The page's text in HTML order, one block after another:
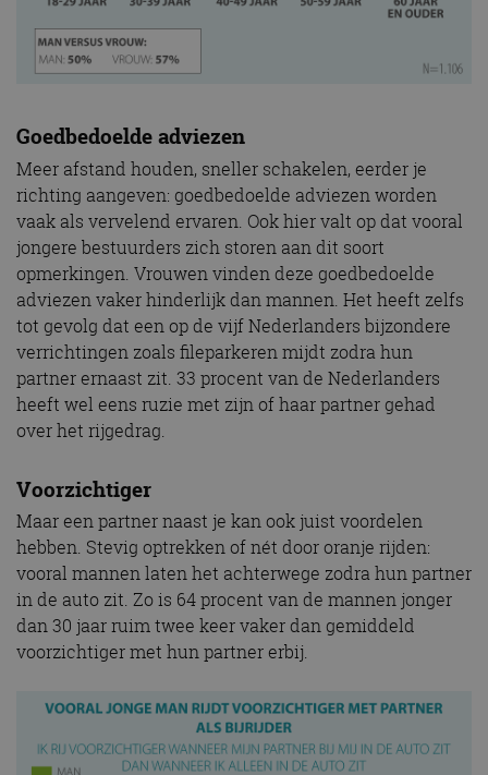
Goedbedoelde adviezen
Meer afstand houden, sneller schakelen, eerder je
richting aangeven: goedbedoelde adviezen worden
vaak als vervelend ervaren. Ook hier valt op dat vooral
jongere bestuurders zich storen aan dit soort
opmerkingen. Vrouwen vinden deze goedbedoelde
adviezen vaker hinderlijk dan mannen. Het heeft zelfs
tot gevolg dat een op de vijf Nederlanders bijzondere
verrichtingen zoals fileparkeren mijdt zodra hun
partner ernaast zit. 33 procent van de Nederlanders
heeft wel eens ruzie met zijn of haar partner gehad
over het rijgedrag.
Voorzichtiger
Maar een partner naast je kan ook juist voordelen
hebben. Stevig optrekken of nét door oranje rijden:
vooral mannen laten het achterwege zodra hun partner
in de auto zit. Zo is 64 procent van de mannen jonger
dan 30 jaar ruim twee keer vaker dan gemiddeld
voorzichtiger met hun partner erbij.